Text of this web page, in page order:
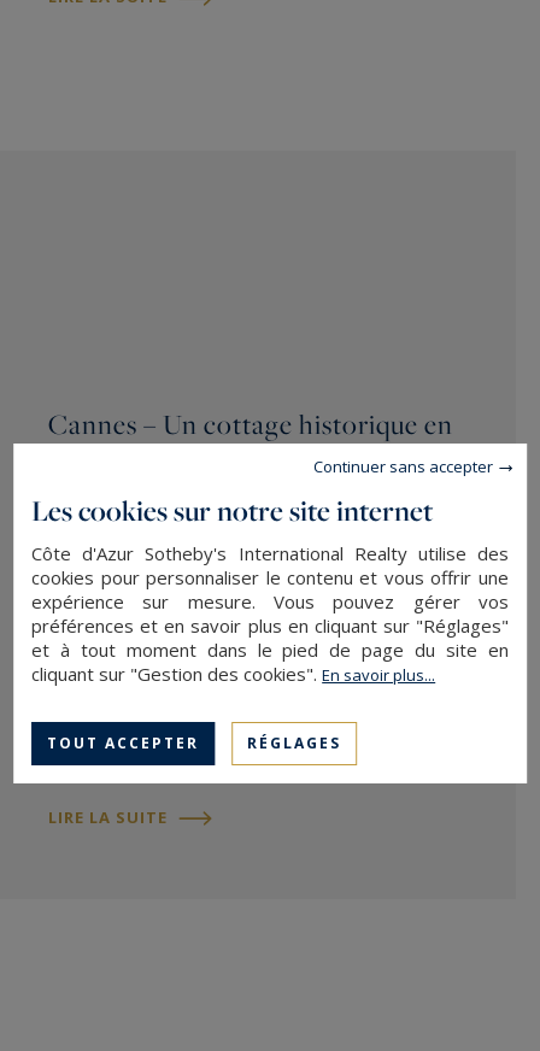
Cannes – Un cottage historique en
vente, avec vue mer, au cœur de la
Croix des Gardes
/ PUBLIÉ LE 14/05/2025
Au sommet de la plus haute colline de laCroix
des Gardes, àCannes, se cache un bien
singulier et chargé d’histoire : un ravissant
cottage du XIXe siècle, unique témoin de
l’emblématiqueVilla Rêve d’Or, aujourd’hui
disparue. Érigée à la fin du XIXe siècle, la villa…
LIRE LA SUITE
Les cookies sur notre site internet
Côte d'Azur Sotheby's International Realty utilise des
cookies pour personnaliser le contenu et vous offrir une
expérience sur mesure. Vous pouvez gérer vos
préférences et en savoir plus en cliquant sur "Réglages"
et à tout moment dans le pied de page du site en
cliquant sur "Gestion des cookies".En savoir plus...
TOUT ACCEPTER RÉGLAGES
Continuer sans accepter